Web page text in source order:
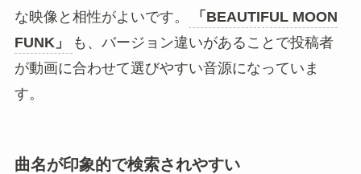
な映像と相性がよいです。
「BEAUTIFUL MOON
FUNK」
も、バージョン違いがあることで投稿者
が動画に合わせて選びやすい音源になっていま
す。
曲名が印象的で検索されやすい